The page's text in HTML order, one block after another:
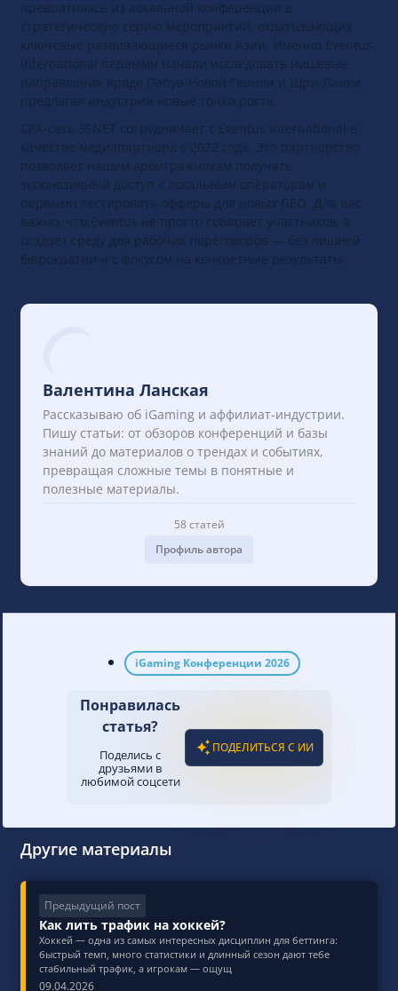
опытом работы. За годы существования SPiCE
превратилась из локальной конференции в
стратегическую серию мероприятий, охватывающих
ключевые развивающиеся рынки Азии. Именно Eventus
International первыми начали исследовать нишевые
направления вроде Папуа-Новой Гвинеи и Шри-Ланки,
предлагая индустрии новые точки роста.
CPA-сеть 3SNET сотрудничает с Eventus International в
качестве медиапартнера с 2022 года. Это партнерство
позволяет нашим арбитражникам получать
эксклюзивный доступ к локальным операторам и
первыми тестировать офферы для новых GEO. Для нас
важно, что Eventus не просто собирает участников, а
создает среду для рабочих переговоров — без лишней
Валентина Ланская
Рассказываю об iGaming и аффилиат-индустрии.
Пишу статьи: от обзоров конференций и базы
знаний до материалов о трендах и событиях,
превращая сложные темы в понятные и
полезные материалы.
58 статей
Понравилась
статья?
Поделись с
Другие материалы
Предыдущий пост
Как лить трафик на хоккей?
Хоккей — одна из самых интересных дисциплин для беттинга:
быстрый темп, много статистики и длинный сезон дают тебе